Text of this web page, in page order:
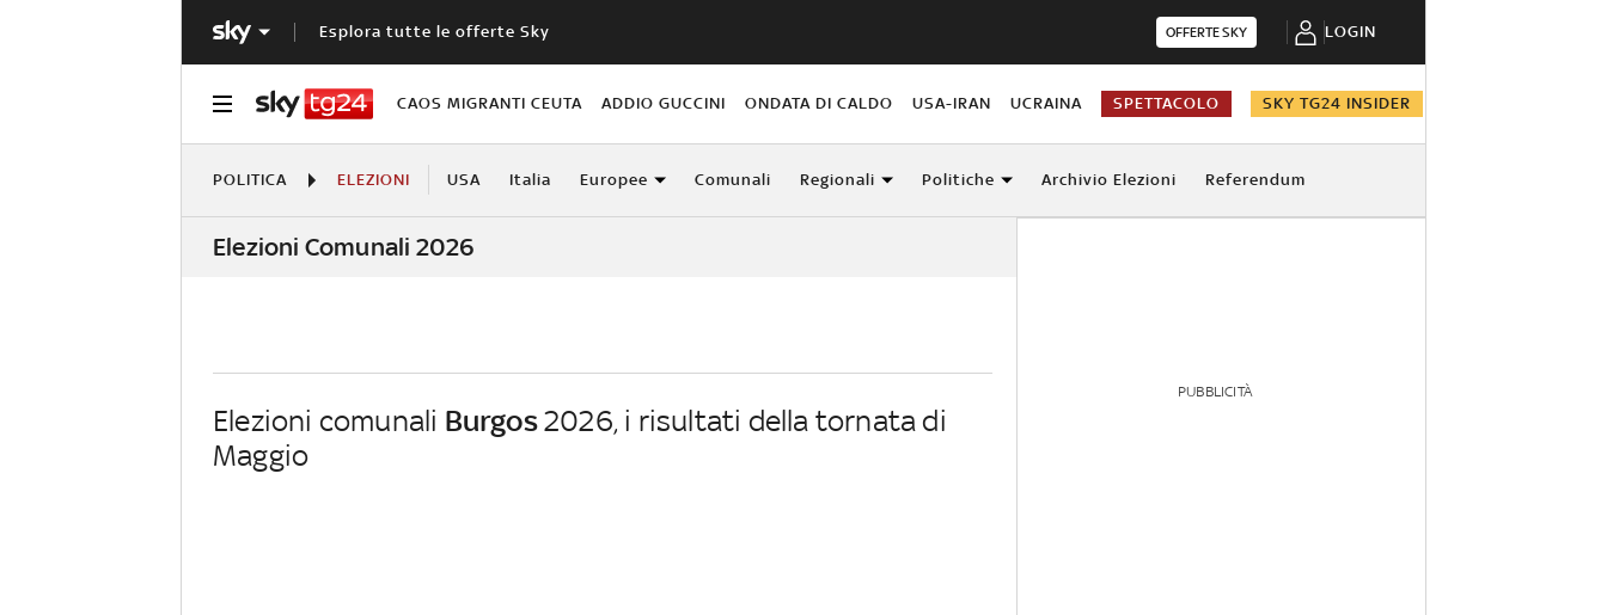
Esplora tutte le offerte Sky OFFERTE SKY LOGIN
CAOS MIGRANTI CEUTA ADDIO GUCCINI ONDATA DI CALDO USA-IRAN UCRAINA SPETTACOLO SKY TG24 INSIDER
POLITICA ELEZIONI USA Italia Europee Comunali Regionali Politiche Archivio Elezioni Referendum
Elezioni Comunali 2026
Elezioni comunali Burgos2026, i risultati della tornata di
Maggio
PUBBLICITÀ